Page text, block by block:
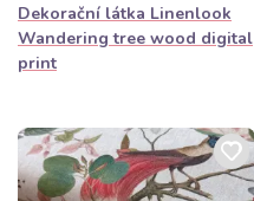
Dekorační látka Linenlook
Wandering tree wood digital
print